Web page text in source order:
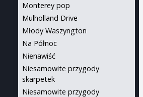
Monterey pop
Mulholland Drive
Młody Waszyngton
Na Północ
Nienawiść
Niesamowite przygody
skarpetek
Niesamowite przygody